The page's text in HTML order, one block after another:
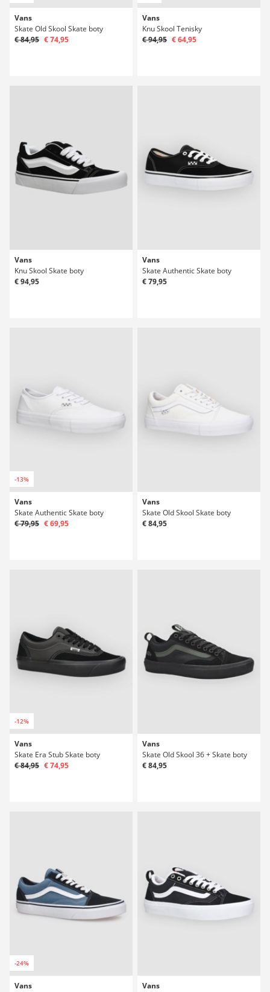
Vans
Skate Old Skool Skate boty
€ 84,95 € 74,95
Vans
Knu Skool Tenisky
€ 94,95 € 64,95
Vans
Knu Skool Skate boty
€ 94,95
Vans
Skate Authentic Skate boty
€ 79,95
-13%
Vans
Skate Authentic Skate boty
€ 79,95 € 69,95
Vans
Skate Old Skool Skate boty
€ 84,95
-12%
Vans
Skate Era Stub Skate boty
€ 84,95 € 74,95
Vans
Skate Old Skool 36 + Skate boty
€ 84,95
-24%
Vans
Vans